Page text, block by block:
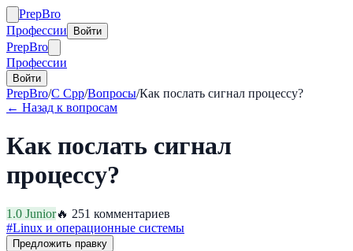
PrepBro
Профессии
Войти
PrepBro
Профессии
Войти
PrepBro/C Cpp/Вопросы/Как послать сигнал процессу?
← Назад к вопросам
Как послать сигнал
процессу?
1.0 Junior🔥 251 комментариев
#Linux и операционные системы
Предложить правку